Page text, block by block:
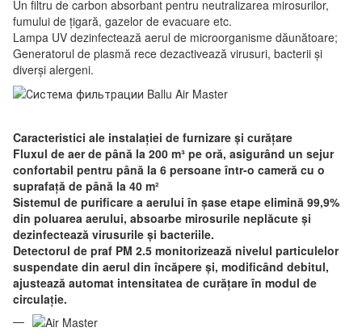
Un filtru de carbon absorbant pentru neutralizarea mirosurilor,
fumului de țigară, gazelor de evacuare etc.
Lampa UV dezinfectează aerul de microorganisme dăunătoare;
Generatorul de plasmă rece dezactivează virusuri, bacterii și
diverși alergeni.
Caracteristici ale instalației de furnizare și curățare
Fluxul de aer de până la 200 m³ pe oră, asigurând un sejur
confortabil pentru până la 6 persoane într-o cameră cu o
suprafață de până la 40 m²
Sistemul de purificare a aerului în șase etape elimină 99,9%
din poluarea aerului, absoarbe mirosurile neplăcute și
dezinfectează virusurile și bacteriile.
Detectorul de praf PM 2.5 monitorizează nivelul particulelor
suspendate din aerul din încăpere și, modificând debitul,
ajustează automat intensitatea de curățare în modul de
circulație.